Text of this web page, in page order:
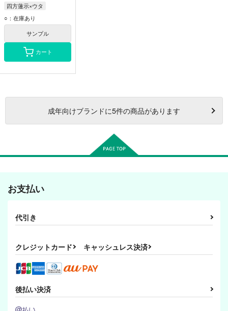
四方蓮示×ウタ
四方蓮示
○：在庫あり
サンプル
カート
成年向けブランドに5件の商品があります
お支払い
代引き
クレジットカード キャッシュレス決済
後払い決済